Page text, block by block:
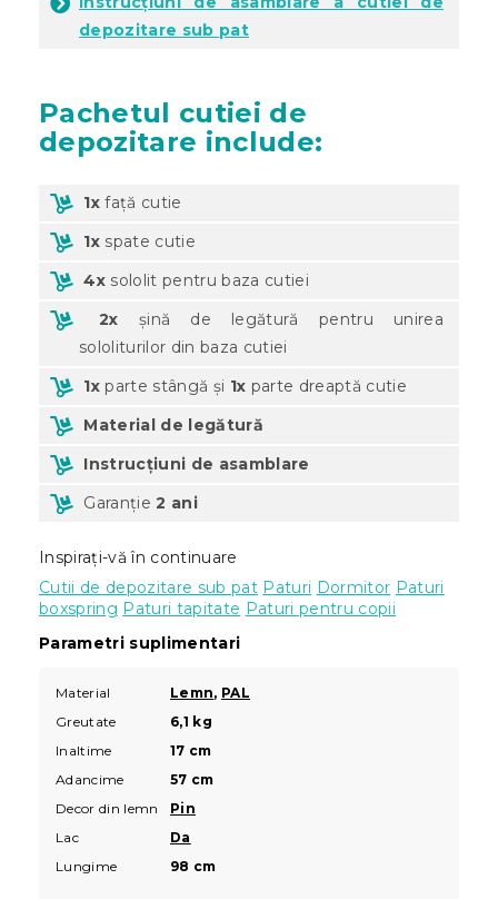
depozitare sub pat
Pachetul cutiei de
depozitare include:
1x față cutie
1x spate cutie
4x sololit pentru baza cutiei
2x șină de legătură pentru unirea
sololiturilor din baza cutiei
1x parte stângă și 1x parte dreaptă cutie
Material de legătură
Instrucțiuni de asamblare
Garanție 2 ani
Inspirați-vă în continuare
Cutii de depozitare sub pat Paturi Dormitor Paturi
boxspring Paturi tapitate Paturi pentru copii
Parametri suplimentari
Material Lemn, PAL
Greutate
6,1 kg
Inaltime
17 cm
Adancime
57 cm
Decor din lemn
Pin
Lac
Da
Lungime
98 cm